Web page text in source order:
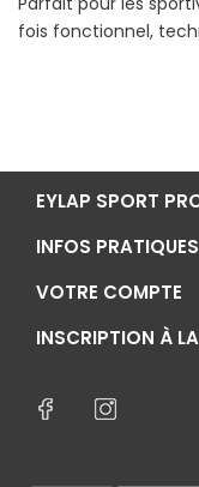
fois fonctionnel,
EYLAP SPORT
INFOS PRATIQUES
VOTRE COMPTE
INSCRIPTION À